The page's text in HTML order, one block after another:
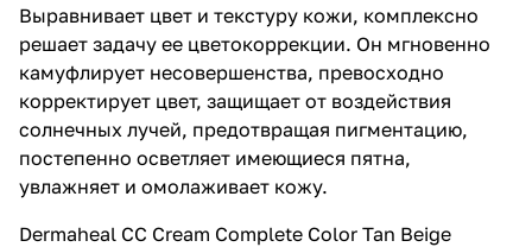
Выравнивает цвет и текстуру кожи, комплексно
решает задачу ее цветокоррекции. Он мгновенно
камуфлирует несовершенства, превосходно
корректирует цвет, защищает от воздействия
солнечных лучей, предотвращая пигментацию,
постепенно осветляет имеющиеся пятна,
увлажняет и омолаживает кожу.
Dermaheal CC Cream Complete Color Tan Beige